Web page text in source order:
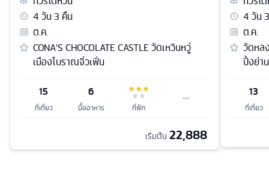
4วัน3 คืน
ต.ค.
CONA'S CHOCOLATE CASTLE วัดเหวินหวู่
เมืองโบราณจิ่วเฟิ่น
15
ที่เที่ยว
6
มื้ออาหาร ที่พัก
เริ่มต้น 22,888
4วัน3
ต.ค.
วัดหล
ปิ้งย่า
13
ที่เที่ยว